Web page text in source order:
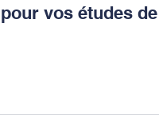
pour vos études